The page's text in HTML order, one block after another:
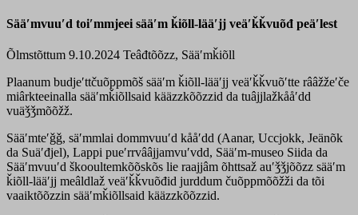
Sääʹmvuuʹd toiʹmmjeei sääʹm ǩiõll-lääʹjj veäʹǩǩvuõđ peäʹlest
Õlmstõttum 9.10.2024 Teâđtõõzz, Sääʹmǩiõll
Plaanum budjeʹttčuõppmõš sääʹm ǩiõll-lääʹjj veäʹǩǩvuõʹtte rââžžeʹče
miârkteeinalla sääʹmǩiõllsaid kääzzkõõzzid da tuâjjlažkååʹdd
vuäǯǯmõõžž.
Sääʹmteʹǧǧ, säʹmmlai dommvuuʹd kååʹdd (Aanar, Uccjokk, Jeänõk
da Suäʹđjel), Lappi pueʹrrvââjjamvuʹvdd, Sääʹm-museo Siida da
Sääʹmvuuʹd škooultemkõõskõs lie raajjâm õhttsaž auʹǯǯjõõzz sääʹm
ǩiõll-lääʹjj meâldlaž veäʹǩǩvuõđid jurddum čuõppmõõžži da tõi
vaaiktõõzzin sääʹmǩiõllsaid kääzzkõõzzid.